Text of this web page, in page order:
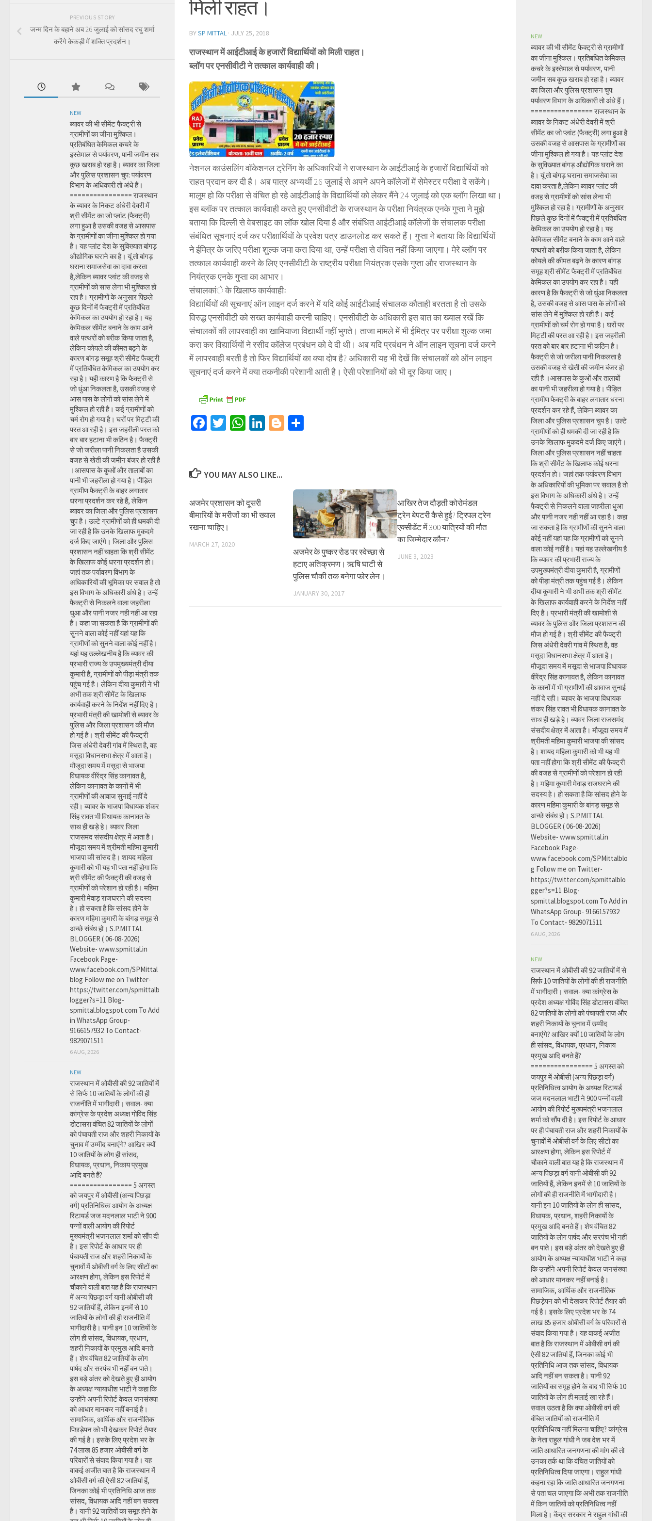
मिली राहत।
BYSP MITTAL · JULY 25, 2018
राजस्थान में आईटीआई के हजारों विद्यार्थियों को मिली राहत।
ब्लॉग पर एनसीवीटी ने तत्काल कार्यवाही की।
नेशनल काउंसलिंग वॉकेशनल ट्रेनिंग के अधिकारियों ने राजस्थान के आईटीआई के हजारों विद्यार्थियों को
राहत प्रदान कर दी है। अब पात्र अभ्यर्थी 26 जुलाई से अपने अपने कॉलेजों में सेमेस्टर परीक्षा दे सकेंगे।
मालूम हो कि परीक्षा से वंचित हो रहे आईटीआई के विद्यार्थियों को लेकर मैंने 24 जुलाई को एक ब्लॉग लिखा था।
इस ब्लॉक पर तत्काल कार्यवाही करते हुए एनसीवीटी के राजस्थान के परीक्षा नियंत्रक एनके गुप्ता ने मुझे
बताया कि दिल्ली से वेबसाइट का लॉक खोल दिया है और संबंधित आईटीआई कॉलेजों के संचालक परीक्षा
संबंधित सूचनाएं दर्ज कर परीक्षार्थियों के प्रवेश पत्र डाउनलोड कर सकते हैं। गुप्ता ने बताया कि विद्यार्थियों
ने ईमित्र के जरिए परीक्षा शुल्क जमा करा दिया था, उन्हें परीक्षा से वंचित नहीं किया जाएगा। मेरे ब्लॉग पर
तत्काल कार्यवाही करने के लिए एनसीवीटी के राष्ट्रीय परीक्षा नियंत्रक एसके गुप्ता और राजस्थान के
नियंत्रक एनके गुप्ता का आभार।
संचालकांे के खिलाफ कार्यवाहीः
विद्यार्थियों की सूचनाएं ऑन लाइन दर्ज करने में यदि कोई आईटीआई संचालक कौताही बरतता है तो उसके
विरुद्ध एनसीवीटी को सख्त कार्यवाही करनी चाहिए। एनसीवीटी के अधिकारी इस बात का ख्याल रखें कि
संचालकों की लापरवाही का खामियाजा विद्यार्थी नहीं भुगते। ताजा मामले में भी ईमित्र पर परीक्षा शुल्क जमा
करा कर विद्यार्थियों ने रसीद कॉलेज प्रबंधन को दे दी थी। अब यदि प्रबंधन ने ऑन लाइन सूचना दर्ज करने
में लापरवाही बरती है तो फिर विद्यार्थियों का क्या दोष है? अधिकारी यह भी देखें कि संचालकों को ऑन लाइन
सूचनाएं दर्ज करने में क्या तकनीकी परेशानी आती है। ऐसी परेशानियों को भी दूर किया जाए।
Facebook
TwitterWhatsApp
LinkedIn
Blogger
YOU MAY ALSO LIKE...
अजमेर प्रशासन को दूसरी
बीमारियों के मरीजों का भी ख्याल
रखना चाहिए।
MARCH 27, 2020
अजमेर के पुष्कर रोड पर स्वेच्छा से
हटाए अतिक्रमण। ऋषि घाटी से
पुलिस चौकी तक बनेगा फोर लेन।
JANUARY 30, 2017
आखिर तेज दौड़ती कोरोमंडल
ट्रेन बेपटरी कैसे हुई? ट्रिपल ट्रेन
एक्सीडेंट में 300 यात्रियों की मौत
का जिम्मेदार कौन?
JUNE 3, 2023
PREVIOUS STORY
जन्म दिन के बहाने अब 26 जुलाई को सांसद रघु शर्मा
करेंगे केकड़ी में शक्ति प्रदर्शन।
NEW
ब्यावर की भी सीमेंट फैक्ट्री से
ग्रामीणों का जीना मुश्किल।
प्रतिबंधित केमिकल कचरे के
इस्तेमाल से पर्यावरण, पानी जमीन सब
कुछ खराब हो रहा है। ब्यावर का जिला
और पुलिस प्रशासन चुप: पर्यावरण
विभाग के अधिकारी तो अंधे हैं।
================ राजस्थान
के ब्यावर के निकट अंधेरी देवरी में
श्री सीमेंट का जो प्लांट (फैक्ट्री)
लगा हुआ है उसकी वजह से आसपास
के ग्रामीणों का जीना मुश्किल हो गया
है। यह प्लांट देश के सुविख्यात बांगड़
औद्योगिक घराने का है। यूं तो बांगड़
घराना समाजसेवा का दावा करता
है,लेकिन ब्यावर प्लांट की वजह से
ग्रामीणों को सांस लेना भी मुश्किल हो
रहा है। ग्रामीणों के अनुसार पिछले
कुछ दिनों में फैक्ट्री में प्रतिबंधित
केमिकल का उपयोग हो रहा है। यह
केमिकल सीमेंट बनाने के काम आने
वाले पत्थरों को बरीक किया जाता है,
लेकिन कोयले की कीमत बढ़ने के
कारण बांगड़ समूह श्री सीमेंट फैक्ट्री
में प्रतिबंधित केमिकल का उपयोग कर
रहा है। यही कारण है कि फैक्ट्री से
जो धुंआ निकलता है, उसकी वजह से
आस पास के लोगों को सांस लेने में
मुश्किल हो रही है। कई ग्रामीणों को
चर्म रोग हो गया है। घरों पर मिट्टी की
परत आ रही है। इस जहरीली परत को
बार बार हटाना भी कठिन है। फैक्ट्री
से जो जरीला पानी निकलता है उसकी
वजह से खेती की जमीन बंजर हो रही है
।आसपास के कुओं और तालाबों का
पानी भी जहरीला हो गया है। पीड़ित
ग्रामीण फैक्ट्री के बाहर लगातार
धरना प्रदर्शन कर रहे हैं, लेकिन
ब्यावर का जिला और पुलिस प्रशासन
चुप है। उल्टे ग्रामीणों को ही धमकी दी
जा रही है कि उनके खिलाफ मुकदमे
दर्ज किए जाएंगे। जिला और पुलिस
प्रशासन नहीं चाहता कि श्री सीमेंट
के खिलाफ कोई धरना प्रदर्शन हो।
जहां तक पर्यावरण विभाग के
अधिकारियों की भूमिका पर सवाल है तो
इस विभाग के अधिकारी अंधे है। उन्हें
फैक्ट्री से निकलने वाला जहरीला
धुआ और पानी नजर नही नहीं आ रहा
है। कहा जा सकता है कि ग्रामीणों की
सुनने वाला कोई नहीं यहां यह कि
ग्रामीणों को सुनने वाला कोई नहीं है।
यहां यह उल्लेखनीय है कि ब्यावर की
प्रभारी राज्य के उपमुख्यमंत्री दीया
कुमारी है, ग्रामीणों को पीड़ा मंत्री तक
पहुंच गई है। लेकिन दीया कुमारी ने भी
अभी तक श्री सीमेंट के खिलाफ
कार्यवाही करने के निर्देश नहीं दिए है।
प्रभारी मंत्री की खामोशी से ब्यावर के
पुलिस और जिला प्रशासन की मौज
हो गई है। श्री सीमेंट की फैक्ट्री
जिस अंधेरी देवरी गांव में स्थित है, वह
मसूदा विधानसभा क्षेत्र में आता है।
मौजूदा समय में मसूदा से भाजपा
विधायक वीरेंद्र सिंह कानावत है,
लेकिन कानावत के कानों में भी
ग्रामीणों की आवाज सुनाई नहीं दे
रही। ब्यावर के भाजपा विधायक शंकर
सिंह रावत भी विधायक कानावत के
साथ ही खड़े हे। ब्यावर जिला
राजसमंद संसदीय क्षेत्र में आता है।
मौजूदा समय में श्रीमती महिमा कुमारी
भाजपा की सांसद है। शायद महिला
कुमारी को भी यह भी पता नहीं होगा कि
श्री सीमेंट की फैक्ट्री की वजह से
ग्रामीणों को परेशान हो रही है। महिमा
कुमारी मेवाड़ राजघराने की सदस्य
हे। हो सकता है कि सांसद होने के
कारण महिमा कुमारी के बांगड़ समूह से
अच्छे संबंध हो। S.P.MITTAL
BLOGGER ( 06-08-2026)
Website- www.spmittal.in
Facebook Page-
www.facebook.com/SPMittal
blog Follow me on Twitter-
https://twitter.com/spmittalb
logger?s=11 Blog-
spmittal.blogspot.com To Add
in WhatsApp Group-
9166157932 To Contact-
9829071511
6 AUG, 2026
NEW
राजस्थान में ओबीसी की 92 जातियों में
से सिर्फ 10 जातियों के लोगों की ही
राजनीति में भागीदारी। सवाल- क्या
कांग्रेस के प्रदेश अध्यक्ष गोविंद सिंह
डोटासरा वंचित 82 जातियों के लोगों
को पंचायती राज और शहरी निकायों के
चुनाव में उम्मीद बनाएंगे? आखिर क्यों
10 जातियों के लोग ही सांसद,
विधायक, प्रधान, निकाय प्रमुख
आदि बनते हैं?
================ 5 अगस्त
को जयपुर में ओबीसी (अन्य पिछड़ा
वर्ग) प्रतिनिधित्व आयोग के अध्यक्ष
रिटायर्ड जज मदनलाल भाटी ने 900
पन्नों वाली आयोग की रिपोर्ट
मुख्यमंत्री भजनलाल शर्मा को सौंप दी
है। इस रिपोर्ट के आधार पर ही
पंचायती राज और शहरी निकायों के
चुनावों में ओबीसी वर्ग के लिए सीटों का
आरक्षण होगा, लेकिन इस रिपोर्ट में
चौकाने वाली बात यह है कि राजस्थान
में अन्य पिछड़ा वर्ग यानी ओबीसी की
92 जातियों हैं, लेकिन इनमें से 10
जातियों के लोगों की ही राजनीति में
भागीदारी है। यानी इन 10 जातियों के
लोग ही सांसद, विधायक, प्रधान,
शहरी निकायों के प्रमुख आदि बनते
हैं। शेष वंचित 82 जातियों के लोग
पार्षद और सरपंच भी नहीं बन पाते।
इस बड़े अंतर को देखते हुए ही आयोग
के अध्यक्ष न्यायाधीश भाटी ने कहा कि
उन्होंने अपनी रिपोर्ट केवल जनसंख्या
को आधार मानकर नहीं बनाई है।
सामाजिक, आर्थिक और राजनीतिक
पिछड़ेपन को भी देखकर रिपोर्ट तैयार
की गई है। इसके लिए प्रदेश भर के
74 लाख 85 हजार ओबीसी वर्ग के
परिवारों से संवाद किया गया है। यह
वाकई अजीत बात है कि राजस्थान में
ओबीसी वर्ग की ऐसी 82 जातियां हैं,
जिनका कोई भी प्रतिनिधि आज तक
सांसद, विधायक आदि नहीं बन सकता
है। यानी 92 जातियों का समूह होने के
NEW
ब्यावर की भी सीमेंट फैक्ट्री से ग्रामीणों
का जीना मुश्किल। प्रतिबंधित केमिकल
कचरे के इस्तेमाल से पर्यावरण, पानी
जमीन सब कुछ खराब हो रहा है। ब्यावर
का जिला और पुलिस प्रशासन चुप:
पर्यावरण विभाग के अधिकारी तो अंधे हैं।
================ राजस्थान के
ब्यावर के निकट अंधेरी देवरी में श्री
सीमेंट का जो प्लांट (फैक्ट्री) लगा हुआ है
उसकी वजह से आसपास के ग्रामीणों का
जीना मुश्किल हो गया है। यह प्लांट देश
के सुविख्यात बांगड़ औद्योगिक घराने का
है। यूं तो बांगड़ घराना समाजसेवा का
दावा करता है,लेकिन ब्यावर प्लांट की
वजह से ग्रामीणों को सांस लेना भी
मुश्किल हो रहा है। ग्रामीणों के अनुसार
पिछले कुछ दिनों में फैक्ट्री में प्रतिबंधित
केमिकल का उपयोग हो रहा है। यह
केमिकल सीमेंट बनाने के काम आने वाले
पत्थरों को बरीक किया जाता है, लेकिन
कोयले की कीमत बढ़ने के कारण बांगड़
समूह श्री सीमेंट फैक्ट्री में प्रतिबंधित
केमिकल का उपयोग कर रहा है। यही
कारण है कि फैक्ट्री से जो धुंआ निकलता
है, उसकी वजह से आस पास के लोगों को
सांस लेने में मुश्किल हो रही है। कई
ग्रामीणों को चर्म रोग हो गया है। घरों पर
मिट्टी की परत आ रही है। इस जहरीली
परत को बार बार हटाना भी कठिन है।
फैक्ट्री से जो जरीला पानी निकलता है
उसकी वजह से खेती की जमीन बंजर हो
रही है ।आसपास के कुओं और तालाबों
का पानी भी जहरीला हो गया है। पीड़ित
ग्रामीण फैक्ट्री के बाहर लगातार धरना
प्रदर्शन कर रहे हैं, लेकिन ब्यावर का
जिला और पुलिस प्रशासन चुप है। उल्टे
ग्रामीणों को ही धमकी दी जा रही है कि
उनके खिलाफ मुकदमे दर्ज किए जाएंगे।
जिला और पुलिस प्रशासन नहीं चाहता
कि श्री सीमेंट के खिलाफ कोई धरना
प्रदर्शन हो। जहां तक पर्यावरण विभाग
के अधिकारियों की भूमिका पर सवाल है तो
इस विभाग के अधिकारी अंधे है। उन्हें
फैक्ट्री से निकलने वाला जहरीला धुआ
और पानी नजर नही नहीं आ रहा है। कहा
जा सकता है कि ग्रामीणों की सुनने वाला
कोई नहीं यहां यह कि ग्रामीणों को सुनने
वाला कोई नहीं है। यहां यह उल्लेखनीय है
कि ब्यावर की प्रभारी राज्य के
उपमुख्यमंत्री दीया कुमारी है, ग्रामीणों
को पीड़ा मंत्री तक पहुंच गई है। लेकिन
दीया कुमारी ने भी अभी तक श्री सीमेंट
के खिलाफ कार्यवाही करने के निर्देश नहीं
दिए है। प्रभारी मंत्री की खामोशी से
ब्यावर के पुलिस और जिला प्रशासन की
मौज हो गई है। श्री सीमेंट की फैक्ट्री
जिस अंधेरी देवरी गांव में स्थित है, वह
मसूदा विधानसभा क्षेत्र में आता है।
मौजूदा समय में मसूदा से भाजपा विधायक
वीरेंद्र सिंह कानावत है, लेकिन कानावत
के कानों में भी ग्रामीणों की आवाज सुनाई
नहीं दे रही। ब्यावर के भाजपा विधायक
शंकर सिंह रावत भी विधायक कानावत के
साथ ही खड़े हे। ब्यावर जिला राजसमंद
संसदीय क्षेत्र में आता है। मौजूदा समय में
श्रीमती महिमा कुमारी भाजपा की सांसद
है। शायद महिला कुमारी को भी यह भी
पता नहीं होगा कि श्री सीमेंट की फैक्ट्री
की वजह से ग्रामीणों को परेशान हो रही
है। महिमा कुमारी मेवाड़ राजघराने की
सदस्य हे। हो सकता है कि सांसद होने के
कारण महिमा कुमारी के बांगड़ समूह से
अच्छे संबंध हो। S.P.MITTAL
BLOGGER ( 06-08-2026)
Website- www.spmittal.in
Facebook Page-
www.facebook.com/SPMittalblo
g Follow me on Twitter-
https://twitter.com/spmittalblo
gger?s=11 Blog-
spmittal.blogspot.com To Add in
WhatsApp Group- 9166157932
To Contact- 9829071511
6 AUG, 2026
NEW
राजस्थान में ओबीसी की 92 जातियों में से
सिर्फ 10 जातियों के लोगों की ही राजनीति
में भागीदारी। सवाल- क्या कांग्रेस के
प्रदेश अध्यक्ष गोविंद सिंह डोटासरा वंचित
82 जातियों के लोगों को पंचायती राज और
शहरी निकायों के चुनाव में उम्मीद
बनाएंगे? आखिर क्यों 10 जातियों के लोग
ही सांसद, विधायक, प्रधान, निकाय
प्रमुख आदि बनते हैं?
================ 5 अगस्त को
जयपुर में ओबीसी (अन्य पिछड़ा वर्ग)
प्रतिनिधित्व आयोग के अध्यक्ष रिटायर्ड
जज मदनलाल भाटी ने 900 पन्नों वाली
आयोग की रिपोर्ट मुख्यमंत्री भजनलाल
शर्मा को सौंप दी है। इस रिपोर्ट के आधार
पर ही पंचायती राज और शहरी निकायों के
चुनावों में ओबीसी वर्ग के लिए सीटों का
आरक्षण होगा, लेकिन इस रिपोर्ट में
चौकाने वाली बात यह है कि राजस्थान में
अन्य पिछड़ा वर्ग यानी ओबीसी की 92
जातियों हैं, लेकिन इनमें से 10 जातियों के
लोगों की ही राजनीति में भागीदारी है।
यानी इन 10 जातियों के लोग ही सांसद,
विधायक, प्रधान, शहरी निकायों के
प्रमुख आदि बनते हैं। शेष वंचित 82
जातियों के लोग पार्षद और सरपंच भी नहीं
बन पाते। इस बड़े अंतर को देखते हुए ही
आयोग के अध्यक्ष न्यायाधीश भाटी ने कहा
कि उन्होंने अपनी रिपोर्ट केवल जनसंख्या
को आधार मानकर नहीं बनाई है।
सामाजिक, आर्थिक और राजनीतिक
पिछड़ेपन को भी देखकर रिपोर्ट तैयार की
गई है। इसके लिए प्रदेश भर के 74
लाख 85 हजार ओबीसी वर्ग के परिवारों से
संवाद किया गया है। यह वाकई अजीत
बात है कि राजस्थान में ओबीसी वर्ग की
ऐसी 82 जातियां हैं, जिनका कोई भी
प्रतिनिधि आज तक सांसद, विधायक
आदि नहीं बन सकता है। यानी 92
जातियों का समूह होने के बाद भी सिर्फ 10
जातियों के लोग ही मलाई खा रहे हैं।
सवाल उठता है कि क्या ओबीसी वर्ग की
वंचित जातियों को राजनीति में
प्रतिनिधित्व नहीं मिलना चाहिए? कांग्रेस
के नेता राहुल गांधी ने जब देश भर में
जाति आधारित जनगणना की मांग की तो
उनका तर्क था कि वंचित जातियों को
प्रतिनिधित्व दिया जाएगा। राहुल गांधी
कहना रहा कि जाति आधारित जनगणना
से पता चल जाएगा कि अभी तक राजनीति
में किन जातियों को प्रतिनिधित्व नहीं
मिला है। केंद्र सरकार ने राहुल गांधी की